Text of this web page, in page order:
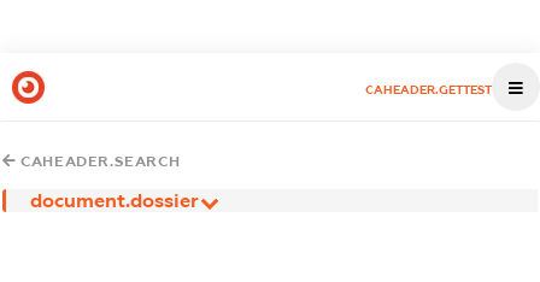
CAHEADER.GETTEST
CAHEADER.SEARCH
document.dossier